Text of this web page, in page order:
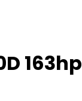
163hp